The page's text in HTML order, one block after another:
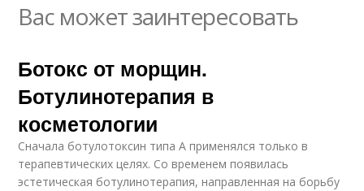
Вас может заинтересовать
Ботокс от морщин.
Ботулинотерапия в
косметологии
Сначала ботулотоксин типа А применялся только в
терапевтических целях. Со временем появилась
эстетическая ботулинотерапия, направленная на борьбу